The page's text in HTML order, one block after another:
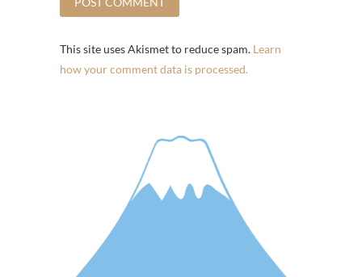
This site uses Akismet to reduce spam. Learn
how your comment data is processed.